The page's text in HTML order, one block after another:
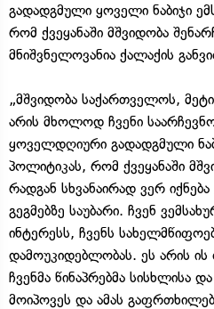
გადადგმული ყოველი ნაბიჯი
რომ ქვეყანაში მშვიდობა
მნიშვნელოვანია ქალაქის
„მშვიდობა საქართველოს,
არის მხოლოდ ჩვენი
ყოველდღიური გადადგმული
პოლიტიკას, რომ ქვეყანაში
რადგან სხვანაირად ვერ
გეგმებზე საუბარი. ჩვენ
ინტერესს, ჩვენს
დამოუკიდებლობას. ეს არის
ჩვენმა წინაპრებმა სისხლისა
მოიპოვეს და ამას